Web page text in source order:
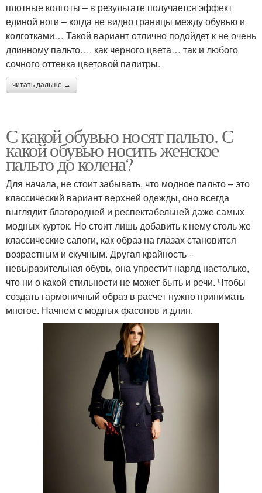
плотные колготы – в результате получается эффект
единой ноги – когда не видно границы между обувью и
колготками… Такой вариант отлично подойдет к не очень
длинному пальто…. как черного цвета… так и любого
сочного оттенка цветовой палитры.
читать дальше →
С какой обувью носят пальто. С
какой обувью носить женское
пальто до колена?
Для начала, не стоит забывать, что модное пальто – это
классический вариант верхней одежды, оно всегда
выглядит благородней и респектабельней даже самых
модных курток. Но стоит лишь добавить к нему столь же
классические сапоги, как образ на глазах становится
возрастным и скучным. Другая крайность –
невыразительная обувь, она упростит наряд настолько,
что ни о какой стильности не может быть и речи. Чтобы
создать гармоничный образ в расчет нужно принимать
многое. Начнем с модных фасонов и длин.